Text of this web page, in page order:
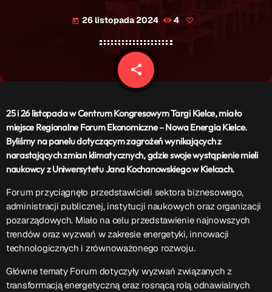
Aktualności
EKIPA
Rekrutacja Fraszka
Podcasty
Przydatne linki
Strona UJK
Klub WSPAK
Wirtualna Uczelnia
Biuro Karier
Punkt Interwencji Kryzysowej
today 26 listopada 2024 4
share
email
25 i 26 listopada w Centrum Kongresowym Targi Kielce, miało
miejsce Regionalne Forum Ekonomiczne – Nowa Energia Kielce.
Byliśmy na panelu dotyczącym zagrożeń wynikających z
narastających zmian klimatycznych, gdzie swoje wystąpienie mieli
naukowcy z Uniwersytetu Jana Kochanowskiego w Kielcach.
Forum przyciągnęło przedstawicieli sektora biznesowego,
administracji publicznej, instytucji naukowych oraz organizacji
pozarządowych. Miało na celu przedstawienie najnowszych
trendów oraz wyzwań w zakresie energetyki, innowacji
technologicznych i zrównoważonego rozwoju.
Główne tematy Forum dotyczyły wyzwań związanych z
transformacją energetyczną oraz rosnącą rolą odnawialnych